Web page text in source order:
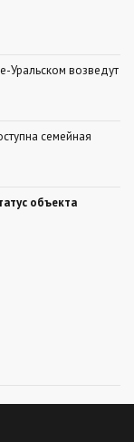
Уральском возведут
семейная
объекта